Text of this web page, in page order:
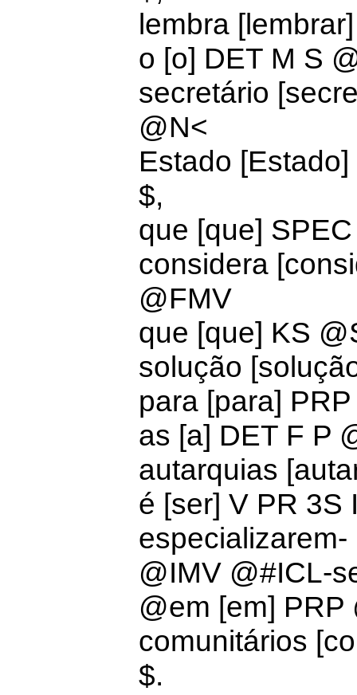
lembra
o [o] DET M S
secretário
@N<
Estado
$,
que [que]
considera
@FMV
que [que] KS
solução
para [para]
as [a] DET F P
autarquias
é [ser] V PR 3S
@IMV @#ICL-
@em [em] PRP
comunitários
$.